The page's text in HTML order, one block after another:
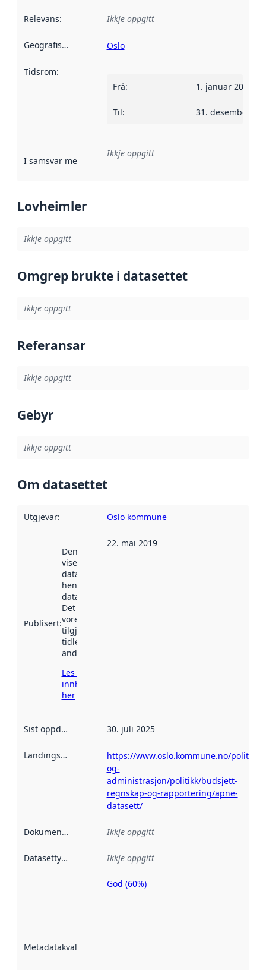
Relevans: Ikkje oppgitt
Geografisk område Oslo
Tidsrom:
Frå: 1. januar 2014
Til: 31. desember
I samsvar med Referanse til ei implementeringsregel eller
Ikkje oppgitt
Lovheimler
Ikkje oppgitt
Omgrep brukte i datasettet
Ikkje oppgitt
Referansar
Ikkje oppgitt
Gebyr
Ikkje oppgitt
Om datasettet
Utgjevar: Oslo kommune
Publisert:
Denne datoen
viser når
datasettet vart
henta inn av
data.norge.no.
Det kan ha
vore
tilgjengeleg
tidlegare
andre stader.
Les meir om
innhenting
her
22. mai 2019
Sist oppdatert 30. juli 2025
Landingsside
https://www.oslo.kommune.no/politikk-
og-
administrasjon/politikk/budsjett-
regnskap-og-rapportering/apne-
datasett/
Dokumentasjon Ikkje oppgitt
Datasettype Ikkje oppgitt
Metadatakvalitet
Metadatakvalitet
God (60%)